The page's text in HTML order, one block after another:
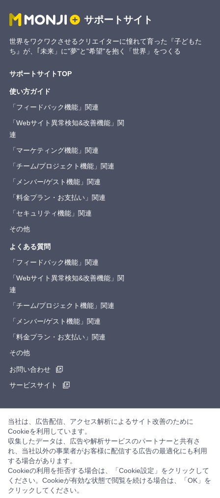
当社は、広告配信、アクセス解析によるサイト改善のために
Cookieを利用しています。
収集したデータは、広告や解析サービスのパートナーと共有さ
れ、当社以外の事業者がお客様に配信する広告の最適化にも利用
する場合があります。
Cookieの利用を拒否する場合は、「Cookie設定」をクリックして
ください。Cookieが有効な状態で閲覧を続ける場合は、「OK」を
クリックしてください。
サポートサイト
世界をワクワクさせるクリエイターに憧れて育った『子どもた
ち』が、
｢未来」に"夢"と"希望"を抱く「世界」をつくる
サポートサイトTOP
使い方ガイド
「フィードバック機能」関連
「Webサイト異常検知&改善機能」関
連
「マーケティング機能」関連
「チーム/プロジェクト機能」関連
「メンバー/ゲスト機能」関連
「料金プラン・お支払い」関連
「セキュリティ機能」関連
その他
よくある質問
「フィードバック機能」関連
「Webサイト異常検知&改善機能」関
連
「チーム/プロジェクト機能」関連
「メンバー/ゲスト機能」関連
「料金プラン・お支払い」関連
その他
お問い合わせ
サービスサイト
SNS・外部メディアでもWeb運用に役立つ情報を発信中
ブログ
©ALAKI Co.,Ltd.